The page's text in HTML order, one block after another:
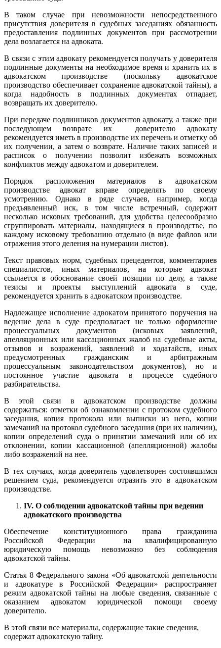
В таком случае при невозможности непосредственного
присутствия доверителя в судебных заседаниях обязанность
предоставления подлинных документов при рассмотрении
дела возлагается на адвоката.
В связи с этим адвокату рекомендуется получать у доверителя
подлинные документы на необходимое время и хранить их в
адвокатском производстве (поскольку адвокатское
производство обеспечивает сохранение адвокатской тайны), а
когда надобность в подлинных документах отпадает,
возвращать их доверителю.
При передаче подлинников документов адвокату, а также при
последующем возврате их доверителю адвокату
рекомендуется иметь в производстве их перечень и отметку об
их получении, а затем о возврате. Наличие таких записей и
расписок о получении позволит избежать возможных
конфликтов между адвокатом и доверителем.
Порядок расположения материалов в адвокатском
производстве адвокат вправе определять по своему
усмотрению. Однако в ряде случаев, например, когда
предъявленный иск, в том числе встречный, содержит
несколько исковых требований, для удобства целесообразно
сгруппировать материалы, находящиеся в производстве, по
каждому исковому требованию отдельно (в виде файлов или
отражения этого деления на нумерации листов).
Текст правовых норм, судебных прецедентов, комментариев
специалистов, иных материалов, на которые адвокат
ссылается в обоснование своей позиции по делу, а также
тезисы и проекты выступлений адвоката в суде,
рекомендуется хранить в адвокатском производстве.
Надлежащее исполнение адвокатом принятого поручения на
ведение дела в суде предполагает не только оформление
процессуальных документов (исковых заявлений,
апелляционных или кассационных жалоб на судебные акты,
отзывов и возражений, заявлений и ходатайств, иных
предусмотренных гражданским и арбитражным
процессуальным законодательством документов), но и
постоянное участие адвоката в процессе судебного
разбирательства.
В этой связи в адвокатском производстве должны
содержаться: отметки об ознакомлении с протоком судебного
заседания, копия протокола или выписки из него, копии
замечаний на протокол судебного заседания (при их наличии),
копии определений суда о принятии замечаний или об их
отклонении, копии кассационной (апелляционной) жалобы
либо возражений на нее.
В тех случаях, когда доверитель удовлетворен состоявшимся
решением суда, рекомендуется отразить это в адвокатском
производстве.
IV. О соблюдении адвокатской тайны при ведении
адвокатского производства
Обеспечение конституционного права гражданина
Российской Федерации на квалифицированную
юридическую помощь невозможно без соблюдения
адвокатской тайны.
Статья 8 Федерального закона «Об адвокатской деятельности
и адвокатуре в Российской Федерации» распространяет
режим адвокатской тайны на любые сведения, связанные с
оказанием адвокатом юридической помощи своему
доверителю.
В этой связи все материалы, содержащие такие сведения,
содержат адвокатскую тайну.